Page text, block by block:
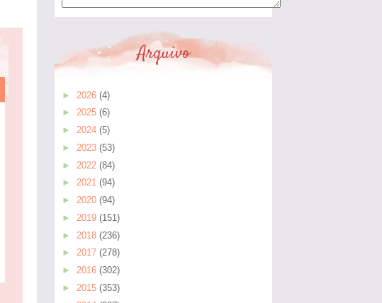
Arquivo
► 2026 (4)
► 2025 (6)
► 2024 (5)
► 2023 (53)
► 2022 (84)
► 2021 (94)
► 2020 (94)
► 2019 (151)
► 2018 (236)
► 2017 (278)
► 2016 (302)
► 2015 (353)